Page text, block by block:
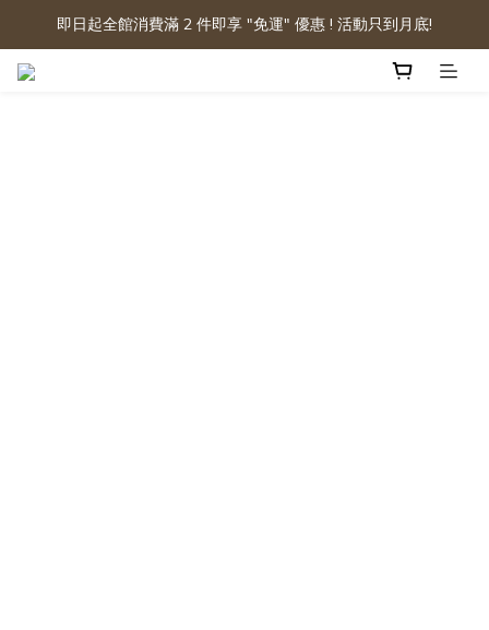
即日起全館消費滿 2 件即享 "免運" 優惠 ! 活動只到月底!